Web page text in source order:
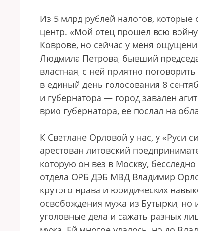
Из 5 млрд рублей налогов, которые
центр. «Мой отец прошел всю
Коврове, но сейчас у меня
Людмила Петрова, бывший
властная, с ней приятно
в единый день голосования 8
и губернатора — город завален
врио губернатора, ее послал на
К Светлане Орловой у нас, у «Руси
арестован литовский
которую он вез в Москву,
отдела ОРБ ДЭБ МВД Владимир
крутого нрава и юридических
освобождения мужа из Бутырки, но
уголовные дела и сажать разных